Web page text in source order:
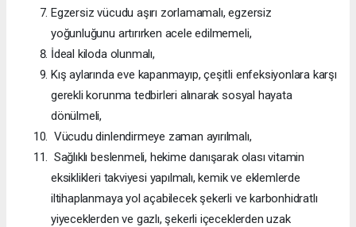
Egzersiz vücudu aşırı zorlamamalı, egzersiz
yoğunluğunu artırırken acele edilmemeli,
İdeal kiloda olunmalı,
Kış aylarında eve kapanmayıp, çeşitli enfeksiyonlara karşı
gerekli korunma tedbirleri alınarak sosyal hayata
dönülmeli,
Vücudu dinlendirmeye zaman ayırılmalı,
Sağlıklı beslenmeli, hekime danışarak olası vitamin
eksiklikleri takviyesi yapılmalı, kemik ve eklemlerde
iltihaplanmaya yol açabilecek şekerli ve karbonhidratlı
yiyeceklerden ve gazlı, şekerli içeceklerden uzak